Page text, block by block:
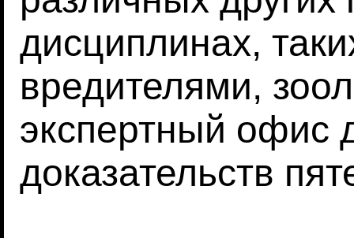
дисциплинах,
вредителями,
экспертный офис
доказательств